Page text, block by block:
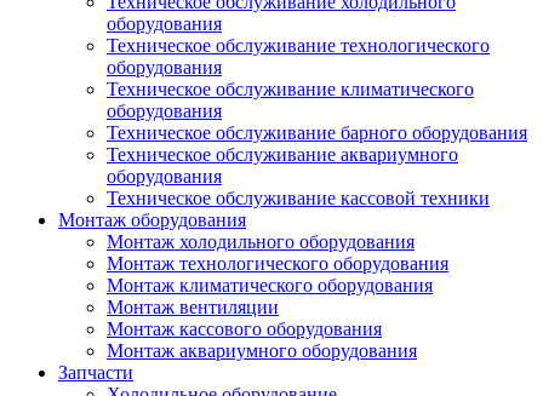
оборудования
Техническое обслуживание технологического
оборудования
Техническое обслуживание климатического
оборудования
Техническое обслуживание барного оборудования
Техническое обслуживание аквариумного
оборудования
Техническое обслуживание кассовой техники
Монтаж оборудования
Монтаж холодильного оборудования
Монтаж технологического оборудования
Монтаж климатического оборудования
Монтаж вентиляции
Монтаж кассового оборудования
Монтаж аквариумного оборудования
Запчасти